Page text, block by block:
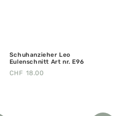
Schuhanzieher Leo
Eulenschnitt Art nr. E96
CHF 18.00